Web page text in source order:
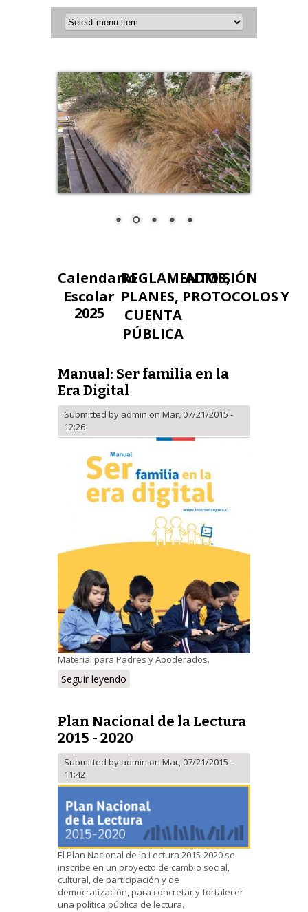
Calendario
Escolar
2025
REGLAMENTOS,
PLANES, PROTOCOLOSY
CUENTA
PÚBLICA
ADMISIÓN
Manual: Ser familia en la
Era Digital
Submitted by admin on Mar, 07/21/2015 -
12:26
Material para Padres y Apoderados.
Seguir leyendo
Plan Nacional de la Lectura
2015 - 2020
Submitted by admin on Mar, 07/21/2015 -
11:42
El Plan Nacional de la Lectura 2015-2020 se
inscribe en un proyecto de cambio social,
cultural, de participación y de
democratización, para concretar y fortalecer
una política pública de lectura.